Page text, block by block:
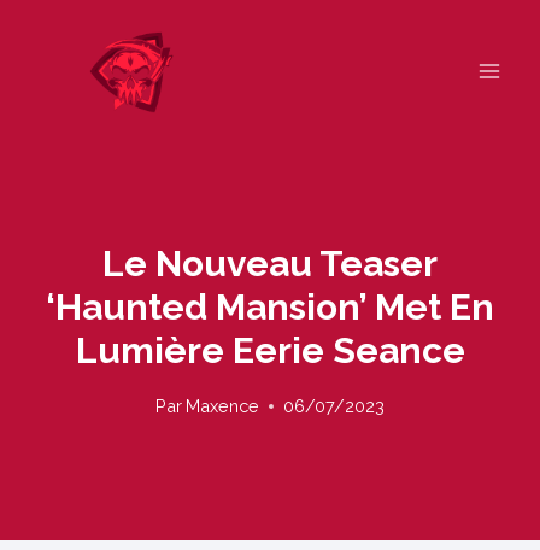
Le Nouveau Teaser
‘Haunted Mansion’ Met En
Lumière Eerie Seance
Par Maxence 06/07/2023